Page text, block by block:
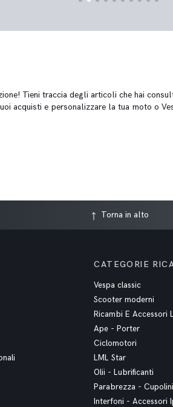
Tieni traccia degli articoli che hai
acquisti e personalizzare la tua moto o
Torna in alto
CATEGORIE
Vespa classic
Scooter moderni
Ricambi E Accessori
Ape - Porter
Ciclomotori
LML Star
Olii - Lubrificanti
Parabrezza - Cupolini
Interfoni - Accessori